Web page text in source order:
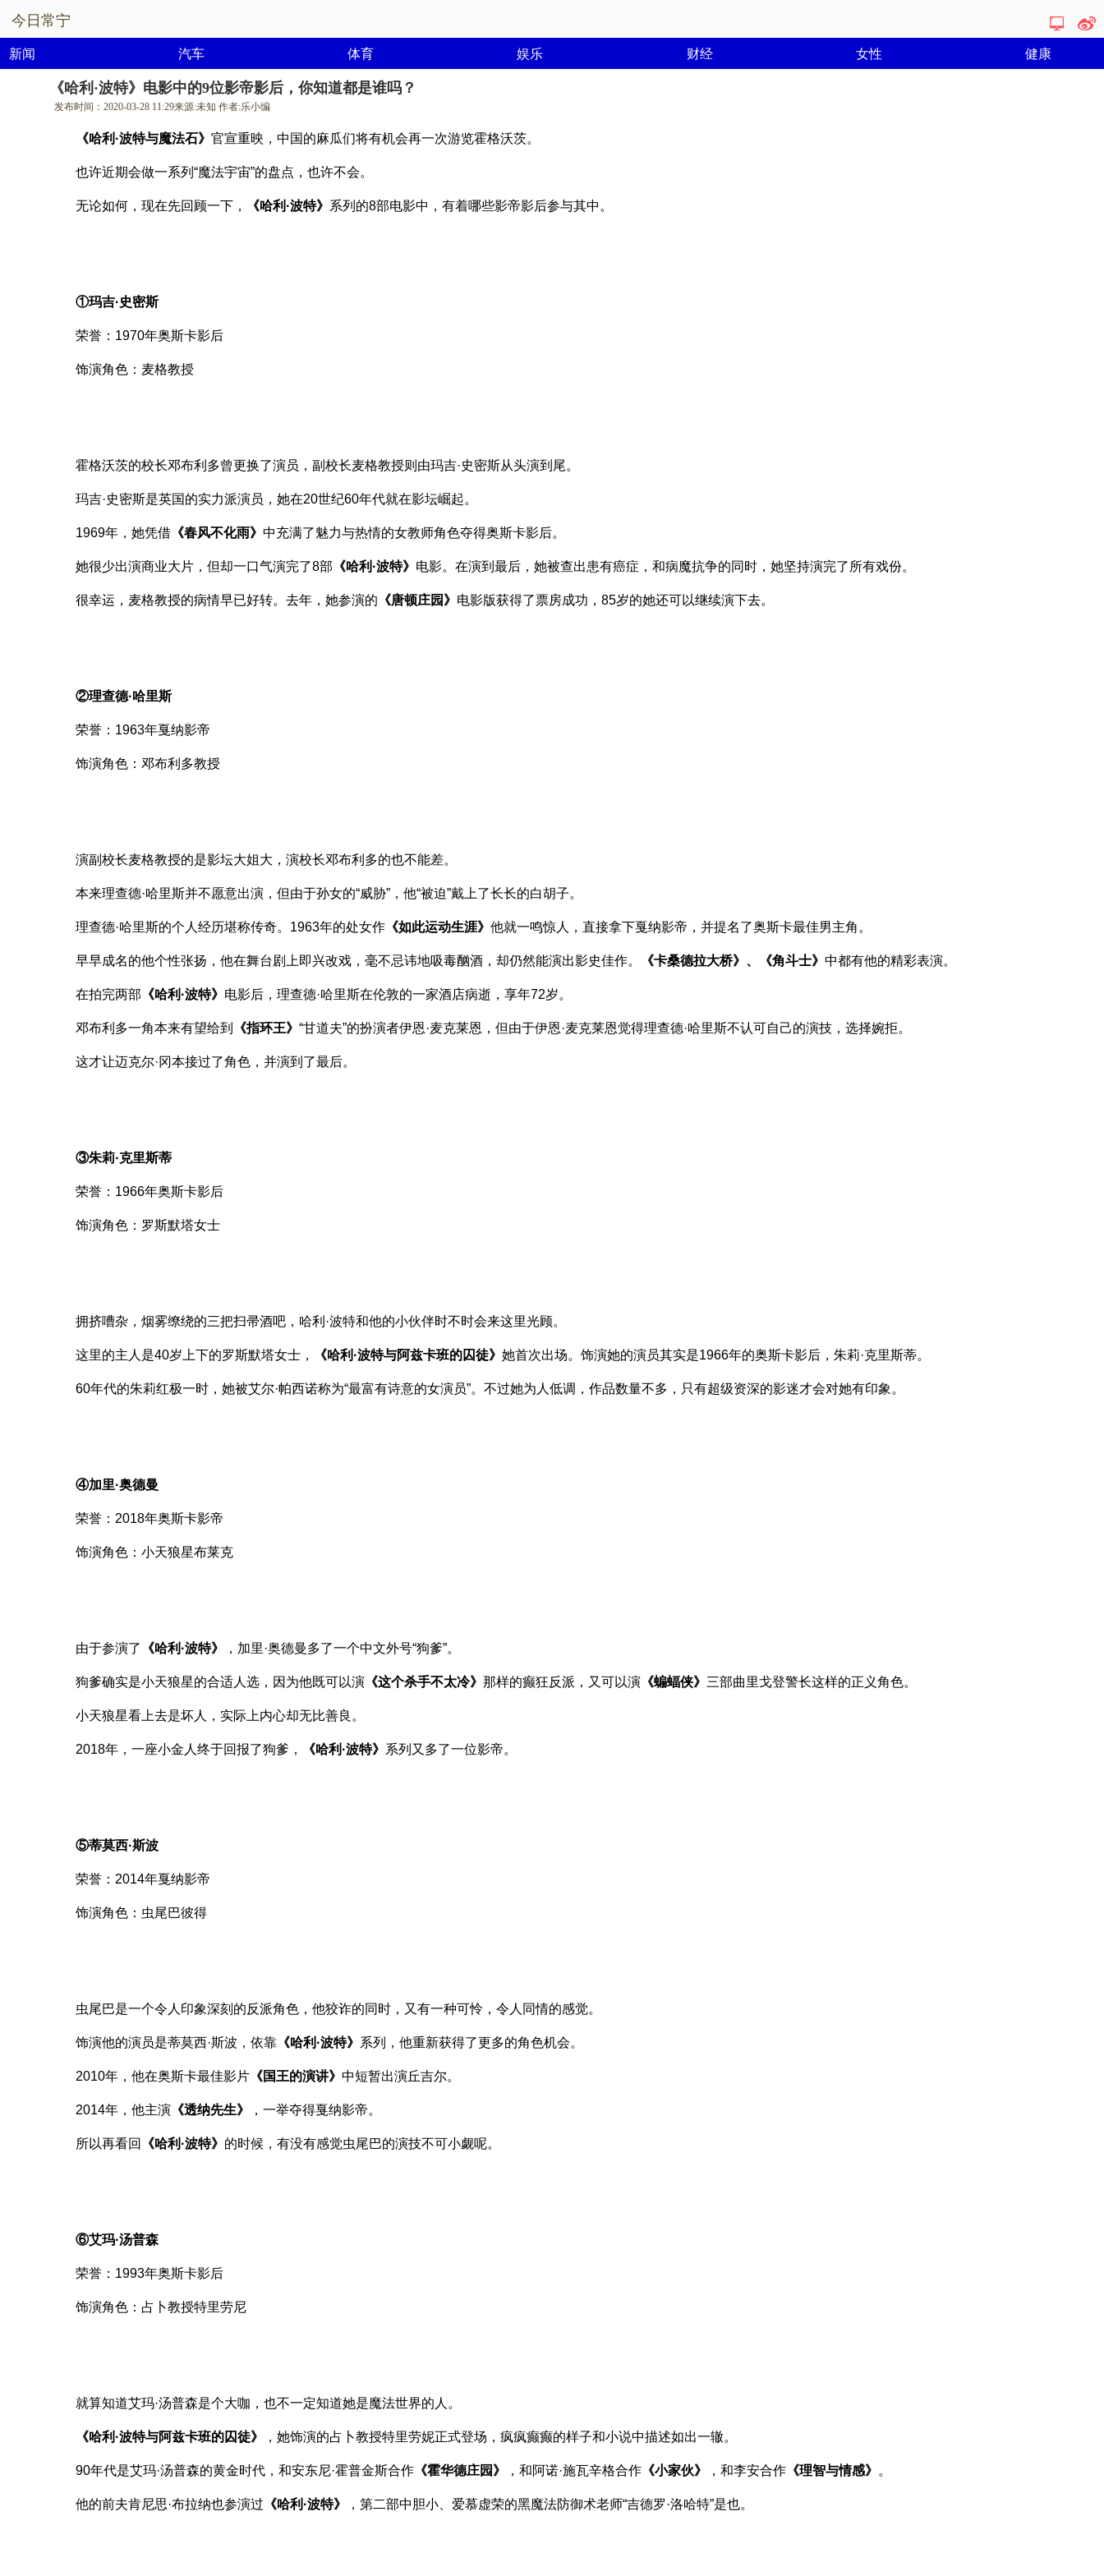
今日常宁
新闻 汽车 体育 娱乐 财经 女性 健康
《哈利·波特》电影中的9位影帝影后，你知道都是谁吗？
发布时间：2020-03-28 11:29来源:未知作者:乐小编
《哈利·波特与魔法石》官宣重映，中国的麻瓜们将有机会再一次游览霍格沃茨。
也许近期会做一系列“魔法宇宙”的盘点，也许不会。
无论如何，现在先回顾一下， 《哈利·波特》 系列的8部电影中，有着哪些影帝影后参与其中。
①玛吉·史密斯
荣誉：1970年奥斯卡影后
饰演角色：麦格教授
霍格沃茨的校长邓布利多曾更换了演员，副校长麦格教授则由玛吉·史密斯从头演到尾。
玛吉·史密斯是英国的实力派演员，她在20世纪60年代就在影坛崛起。
1969年，她凭借 《春风不化雨》中充满了魅力与热情的女教师角色夺得奥斯卡影后。
她很少出演商业大片，但却一口气演完了8部 《哈利·波特》 电影。在演到最后，她被查出患有癌症，和病魔抗争的同时，她坚持演完了所有戏份。
很幸运，麦格教授的病情早已好转。去年，她参演的 《唐顿庄园》 电影版获得了票房成功，85岁的她还可以继续演下去。
②理查德·哈里斯
荣誉：1963年戛纳影帝
饰演角色：邓布利多教授
演副校长麦格教授的是影坛大姐大，演校长邓布利多的也不能差。
本来理查德·哈里斯并不愿意出演，但由于孙女的“威胁”，他“被迫”戴上了长长的白胡子。
理查德·哈里斯的个人经历堪称传奇。1963年的处女作 《如此运动生涯》他就一鸣惊人，直接拿下戛纳影帝，并提名了奥斯卡最佳男主角。
早早成名的他个性张扬，他在舞台剧上即兴改戏，毫不忌讳地吸毒酗酒，却仍然能演出影史佳作。 《卡桑德拉大桥》、《角斗士》中都有他的精彩表演。
在拍完两部 《哈利·波特》 电影后，理查德·哈里斯在伦敦的一家酒店病逝，享年72岁。
邓布利多一角本来有望给到 《指环王》“甘道夫”的扮演者伊恩·麦克莱恩，但由于伊恩·麦克莱恩觉得理查德·哈里斯不认可自己的演技，选择婉拒。
这才让迈克尔·冈本接过了角色，并演到了最后。
③朱莉·克里斯蒂
荣誉：1966年奥斯卡影后
饰演角色：罗斯默塔女士
拥挤嘈杂，烟雾缭绕的三把扫帚酒吧，哈利·波特和他的小伙伴时不时会来这里光顾。
这里的主人是40岁上下的罗斯默塔女士， 《哈利·波特与阿兹卡班的囚徒》她首次出场。饰演她的演员其实是1966年的奥斯卡影后，朱莉·克里斯蒂。
60年代的朱莉红极一时，她被艾尔·帕西诺称为“最富有诗意的女演员”。不过她为人低调，作品数量不多，只有超级资深的影迷才会对她有印象。
④加里·奥德曼
荣誉：2018年奥斯卡影帝
饰演角色：小天狼星布莱克
由于参演了 《哈利·波特》 ，加里·奥德曼多了一个中文外号“狗爹”。
狗爹确实是小天狼星的合适人选，因为他既可以演 《这个杀手不太冷》那样的癫狂反派，又可以演 《蝙蝠侠》 三部曲里戈登警长这样的正义角色。
小天狼星看上去是坏人，实际上内心却无比善良。
2018年，一座小金人终于回报了狗爹， 《哈利·波特》 系列又多了一位影帝。
⑤蒂莫西·斯波
荣誉：2014年戛纳影帝
饰演角色：虫尾巴彼得
虫尾巴是一个令人印象深刻的反派角色，他狡诈的同时，又有一种可怜，令人同情的感觉。
饰演他的演员是蒂莫西·斯波，依靠 《哈利·波特》 系列，他重新获得了更多的角色机会。
2010年，他在奥斯卡最佳影片 《国王的演讲》中短暂出演丘吉尔。
2014年，他主演 《透纳先生》 ，一举夺得戛纳影帝。
所以再看回 《哈利·波特》 的时候，有没有感觉虫尾巴的演技不可小觑呢。
⑥艾玛·汤普森
荣誉：1993年奥斯卡影后
饰演角色：占卜教授特里劳尼
就算知道艾玛·汤普森是个大咖，也不一定知道她是魔法世界的人。
《哈利·波特与阿兹卡班的囚徒》 ，她饰演的占卜教授特里劳妮正式登场，疯疯癫癫的样子和小说中描述如出一辙。
90年代是艾玛·汤普森的黄金时代，和安东尼·霍普金斯合作 《霍华德庄园》 ，和阿诺·施瓦辛格合作 《小家伙》 ，和李安合作 《理智与情感》 。
他的前夫肯尼思·布拉纳也参演过 《哈利·波特》 ，第二部中胆小、爱慕虚荣的黑魔法防御术老师“吉德罗·洛哈特”是也。